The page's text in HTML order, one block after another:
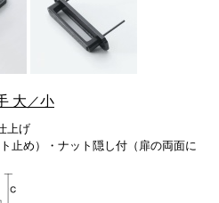
大 ／小
上げ
止め）・ナット隠し付（扉の両面に